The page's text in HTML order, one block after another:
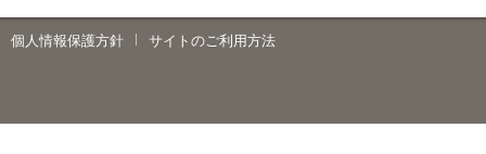
個人情報保護方針 サイトのご利用方法